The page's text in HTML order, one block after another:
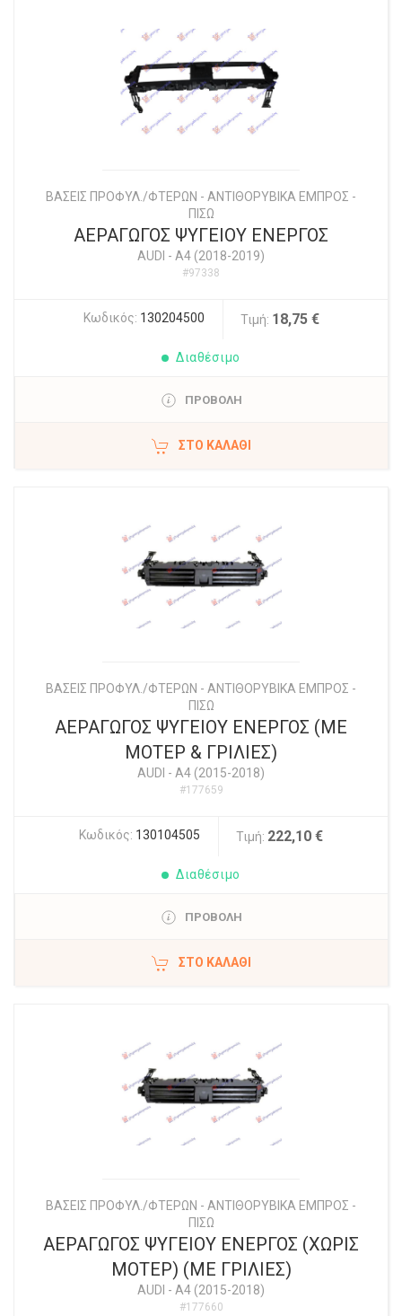
ΒΑΣΕΙΣ ΠΡΟΦΥΛ./ΦΤΕΡΩΝ - ΑΝΤΙΘΟΡΥΒΙΚΑ ΕΜΠΡΟΣ -
ΠΙΣΩ
ΑΕΡΑΓΩΓΟΣ ΨΥΓΕΙΟΥ ΕΝΕΡΓΟΣ
AUDI - A4 (2018-2019)
#97338
Κωδικός: 130204500 Τιμή: 18,75 €
Διαθέσιμο
ΠΡΟΒΟΛΗ
ΣΤΟ ΚΑΛΆΘΙ
ΒΑΣΕΙΣ ΠΡΟΦΥΛ./ΦΤΕΡΩΝ - ΑΝΤΙΘΟΡΥΒΙΚΑ ΕΜΠΡΟΣ -
ΠΙΣΩ
ΑΕΡΑΓΩΓΟΣ ΨΥΓΕΙΟΥ ΕΝΕΡΓΟΣ (ΜΕ
ΜΟΤΕΡ & ΓΡΙΛΙΕΣ)
AUDI - A4 (2015-2018)
#177659
Κωδικός: 130104505 Τιμή: 222,10 €
Διαθέσιμο
ΠΡΟΒΟΛΗ
ΣΤΟ ΚΑΛΆΘΙ
ΒΑΣΕΙΣ ΠΡΟΦΥΛ./ΦΤΕΡΩΝ - ΑΝΤΙΘΟΡΥΒΙΚΑ ΕΜΠΡΟΣ -
ΠΙΣΩ
ΑΕΡΑΓΩΓΟΣ ΨΥΓΕΙΟΥ ΕΝΕΡΓΟΣ (ΧΩΡΙΣ
ΜΟΤΕΡ) (ΜΕ ΓΡΙΛΙΕΣ)
AUDI - A4 (2015-2018)
#177660